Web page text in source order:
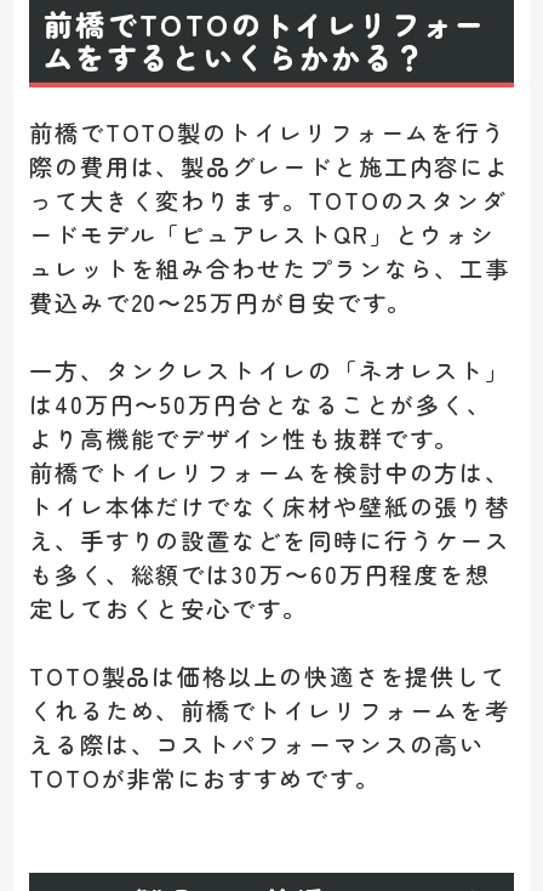
前橋でTOTOのトイレリフォー
ムをするといくらかかる？
前橋でTOTO製のトイレリフォームを行う
際の費用は、製品グレードと施工内容によ
って大きく変わります。TOTOのスタンダ
ードモデル「ピュアレストQR」とウォシ
ュレットを組み合わせたプランなら、工事
費込みで20〜25万円が目安です。
一方、タンクレストイレの「ネオレスト」
は40万円〜50万円台となることが多く、
より高機能でデザイン性も抜群です。
前橋でトイレリフォームを検討中の方は、
トイレ本体だけでなく床材や壁紙の張り替
え、手すりの設置などを同時に行うケース
も多く、総額では30万〜60万円程度を想
定しておくと安心です。
TOTO製品は価格以上の快適さを提供して
くれるため、前橋でトイレリフォームを考
える際は、コストパフォーマンスの高い
TOTOが非常におすすめです。